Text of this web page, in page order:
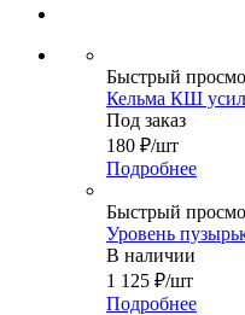
Быстрый
Кельма КШ
Под заказ
180 ₽/шт
Подробнее
Быстрый
Уровень
В наличии
1 125 ₽/шт
Подробнее